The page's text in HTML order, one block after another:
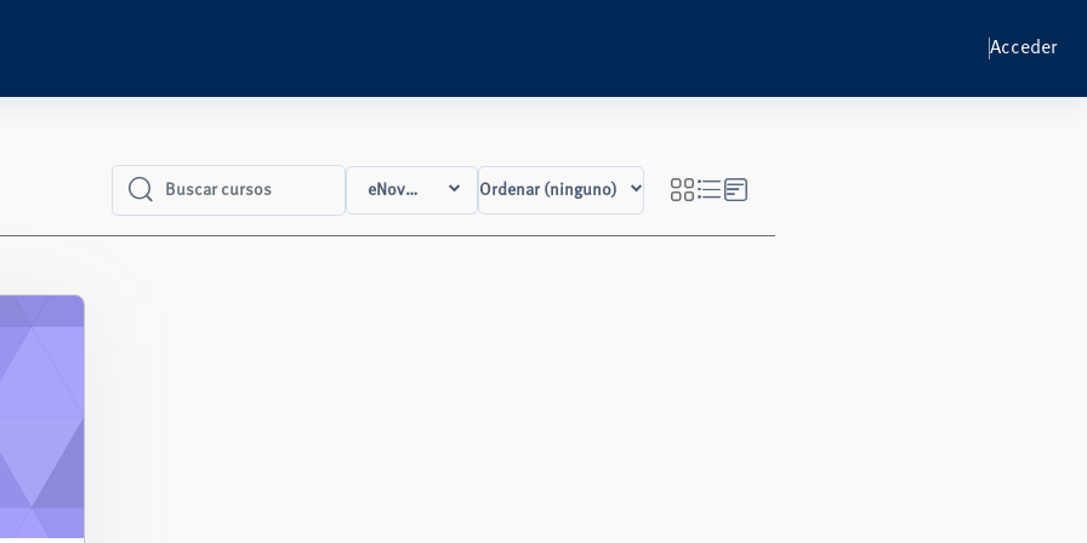
Acceder
Buscar cursos
eNova OCW Ordenar (ninguno)